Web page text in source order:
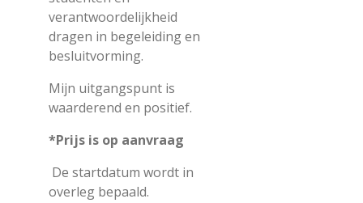
verantwoordelijkheid
dragen in begeleiding en
besluitvorming.
Mijn uitgangspunt is
waarderend en positief.
*Prijs is op aanvraag
De startdatum wordt in
overleg bepaald.